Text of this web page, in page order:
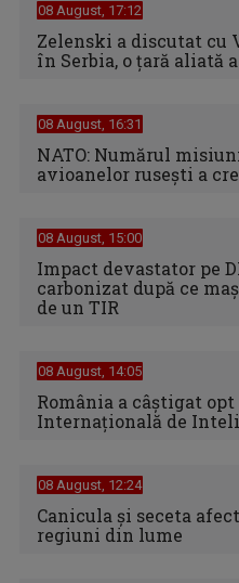
08 August, 17:12
Zelenski a discutat cu
în Serbia, o ţară aliată
08 August, 16:31
NATO: Numărul
avioanelor ruseşti a
08 August, 15:00
Impact devastator pe
carbonizat după ce
de un TIR
08 August, 14:05
România a câștigat
Internațională de
08 August, 12:24
Canicula şi seceta
regiuni din lume